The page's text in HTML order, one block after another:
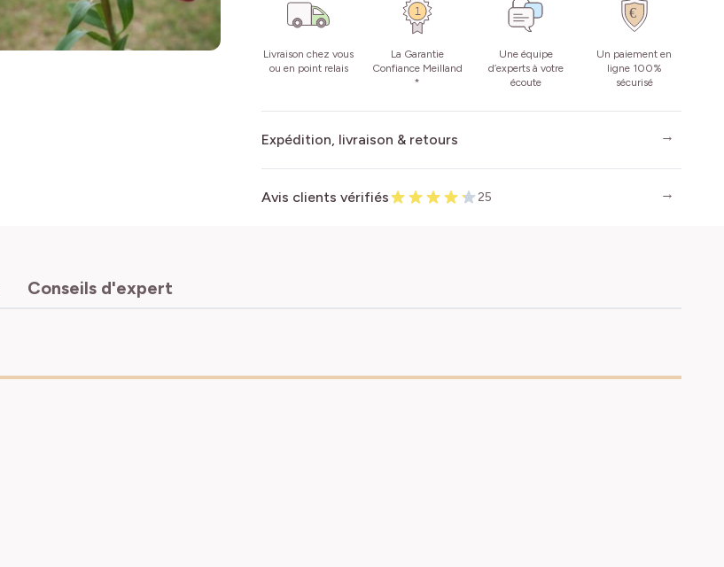
Livraison chez vous
ou en point relais
La Garantie
Confiance Meilland
*
Une équipe
d’experts à votre
écoute
Un paiement en
ligne 100%
sécurisé
Expédition, livraison & retours
Avis clients vérifiés 25
Conseils d'expert